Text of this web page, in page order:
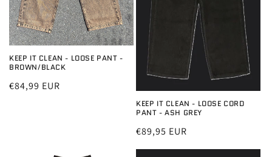
KEEP IT CLEAN - LOOSE PANT -
BROWN/BLACK
Normale
€84,99 EUR
KEEP IT CLEAN - LOOSE CORD
PANT - ASH GREY
Normale
€89,95 EUR